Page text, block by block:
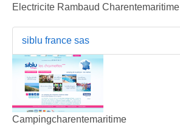
Electricite Rambaud Charentemaritime
siblu france sas
Campingcharentemaritime